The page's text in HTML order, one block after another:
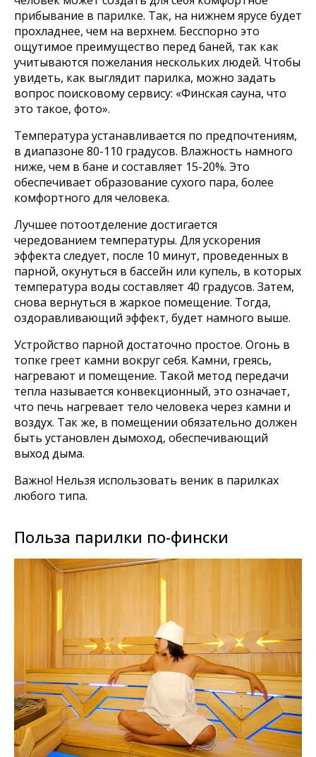
прибывание в парилке. Так, на нижнем ярусе будет
прохладнее, чем на верхнем. Бесспорно это
ощутимое преимущество перед баней, так как
учитываются пожелания нескольких людей. Чтобы
увидеть, как выглядит парилка, можно задать
вопрос поисковому сервису: «Финская сауна, что
это такое, фото».
Температура устанавливается по предпочтениям,
в диапазоне 80-110 градусов. Влажность намного
ниже, чем в бане и составляет 15-20%. Это
обеспечивает образование сухого пара, более
комфортного для человека.
Лучшее потоотделение достигается
чередованием температуры. Для ускорения
эффекта следует, после 10 минут, проведенных в
парной, окунуться в бассейн или купель, в которых
температура воды составляет 40 градусов. Затем,
снова вернуться в жаркое помещение. Тогда,
оздоравливающий эффект, будет намного выше.
Устройство парной достаточно простое. Огонь в
топке греет камни вокруг себя. Камни, греясь,
нагревают и помещение. Такой метод передачи
тепла называется конвекционный, это означает,
что печь нагревает тело человека через камни и
воздух. Так же, в помещении обязательно должен
быть установлен дымоход, обеспечивающий
выход дыма.
Важно! Нельзя использовать веник в парилках
любого типа.
Польза парилки по-фински
Компания
О нас
Доставка оплата
Блог
Контакты
Каталог товаров
Готовые сауны
Купели с подогревом
Купели для бани
Кедровые бочки
Оборудование для хамама
Оборудование для SPA